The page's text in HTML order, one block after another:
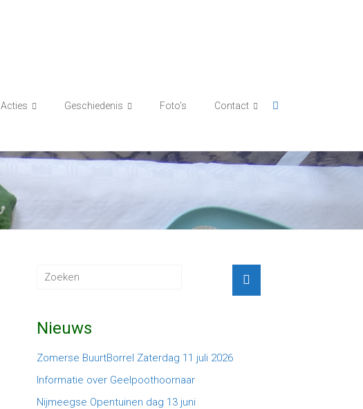
Acties Geschiedenis Foto’s Contact
Nieuws
Zomerse BuurtBorrel Zaterdag 11 juli 2026
Informatie over Geelpoothoornaar
Nijmeegse Opentuinen dag 13 juni